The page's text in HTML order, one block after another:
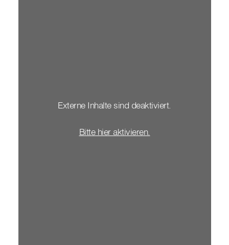
Externe Inhalte sind deaktiviert.
Bitte hier aktivieren.